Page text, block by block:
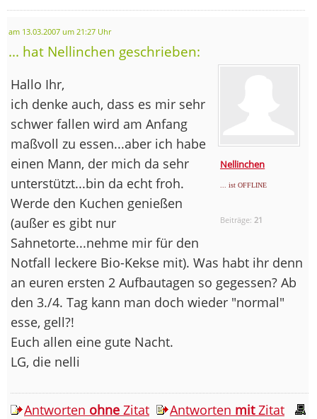
am 13.03.2007 um 21:27 Uhr
... hat Nellinchen geschrieben:
Nellinchen
... ist OFFLINE
Beiträge: 21
Hallo Ihr,
ich denke auch, dass es mir sehr
schwer fallen wird am Anfang
maßvoll zu essen...aber ich habe
einen Mann, der mich da sehr
unterstützt...bin da echt froh.
Werde den Kuchen genießen
(außer es gibt nur
Sahnetorte...nehme mir für den
Notfall leckere Bio-Kekse mit). Was habt ihr denn
an euren ersten 2 Aufbautagen so gegessen? Ab
den 3./4. Tag kann man doch wieder "normal"
esse, gell?!
Euch allen eine gute Nacht.
LG, die nelli
Antworten ohne Zitat Antworten mitZitat